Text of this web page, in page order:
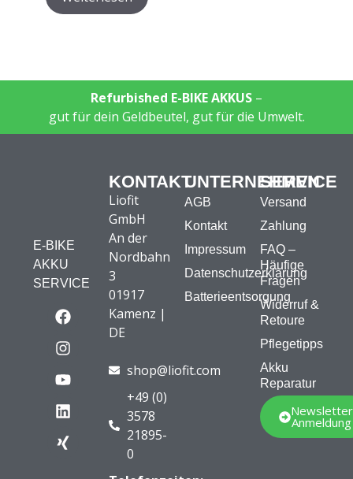
Refurbished E-BIKE AKKUS –
gut für dein Geldbeutel, gut für die Umwelt.
E-BIKE
AKKU
SERVICE
KONTAKT
Liofit
GmbH
An der
Nordbahn
3
01917
Kamenz |
DE
shop@liofit.com
+49 (0)
3578
21895-
0
UNTERNEHMEN
AGB
Kontakt
Impressum
Datenschutzerklärung
Batterieentsorgung
SERVICE
Versand
Zahlung
FAQ –
Häufige
Fragen
Widerruf &
Retoure
Pflegetipps
Akku
Reparatur
Newsletter
Anmeldung